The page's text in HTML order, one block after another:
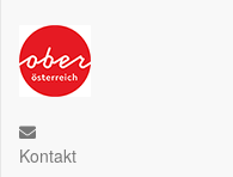
Kontakt